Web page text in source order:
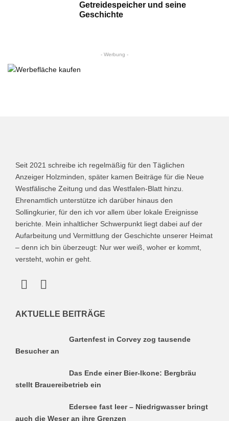
Getreidespeicher und seine
Geschichte
- Werbung -
Seit 2021 schreibe ich regelmäßig für den Täglichen
Anzeiger Holzminden, später kamen Beiträge für die Neue
Westfälische Zeitung und das Westfalen-Blatt hinzu.
Ehrenamtlich unterstütze ich darüber hinaus den
Sollingkurier, für den ich vor allem über lokale Ereignisse
berichte. Mein inhaltlicher Schwerpunkt liegt dabei auf der
Aufarbeitung und Vermittlung der Geschichte unserer Heimat
– denn ich bin überzeugt: Nur wer weiß, woher er kommt,
versteht, wohin er geht.
AKTUELLE BEITRÄGE
Gartenfest in Corvey zog tausende
Besucher an
Das Ende einer Bier-Ikone: Bergbräu
stellt Brauereibetrieb ein
Edersee fast leer – Niedrigwasser bringt
auch die Weser an ihre Grenzen